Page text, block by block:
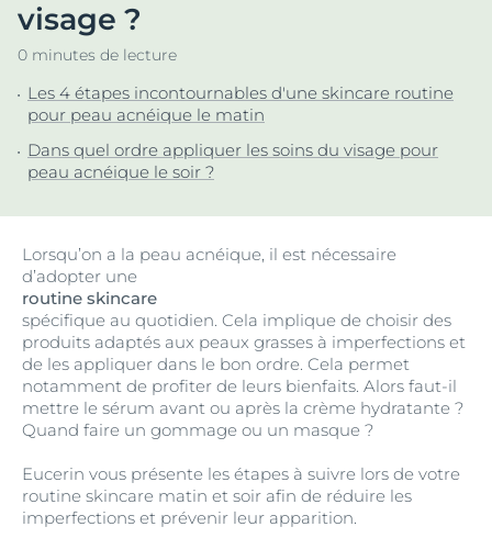
visage ?
0 minutes de lecture
Les 4 étapes incontournables d'une skincare routine
pour peau acnéique le matin
Dans quel ordre appliquer les soins du visage pour
peau acnéique le soir ?
Lorsqu’on a la peau acnéique, il est nécessaire
d’adopter une
routine skincare
spécifique au quotidien. Cela implique de choisir des
produits adaptés aux peaux grasses à imperfections et
de les appliquer dans le bon ordre. Cela permet
notamment de profiter de leurs bienfaits. Alors faut-il
mettre le sérum avant ou après la crème hydratante ?
Quand faire un gommage ou un masque ?
Eucerin vous présente les étapes à suivre lors de votre
routine skincare matin et soir afin de réduire les
imperfections et prévenir leur apparition.